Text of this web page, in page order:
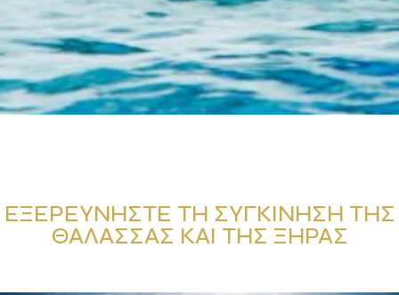
ΕΞΕΡΕΥΝΉΣΤΕ ΤΗ ΣΥΓΚΊΝΗΣΗ ΤΗΣ
ΘΆΛΑΣΣΑΣ ΚΑΙ ΤΗΣ ΞΗΡΆΣ